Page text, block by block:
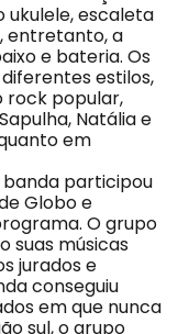
ukulele, escaleta
entretanto, a
e bateria. Os
estilos,
rock popular,
Natália e
em
banda participou
Globo e
O grupo
suas músicas
jurados e
conseguiu
em que nunca
sul, o grupo